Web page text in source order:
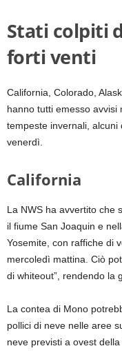
Stati colpiti
forti venti
California, Colorado,
hanno tutti emesso
tempeste invernali,
venerdì.
California
La NWS ha avvertito che
il fiume San Joaquin e
Yosemite, con raffiche di
mercoledì mattina. Ciò
di whiteout”, rendendo la
La contea di Mono
pollici di neve nelle aree
neve previsti a ovest